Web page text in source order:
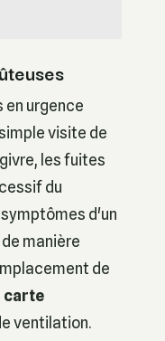
en urgence
visite de
les fuites
du
d'un
manière
de
carte
ventilation.